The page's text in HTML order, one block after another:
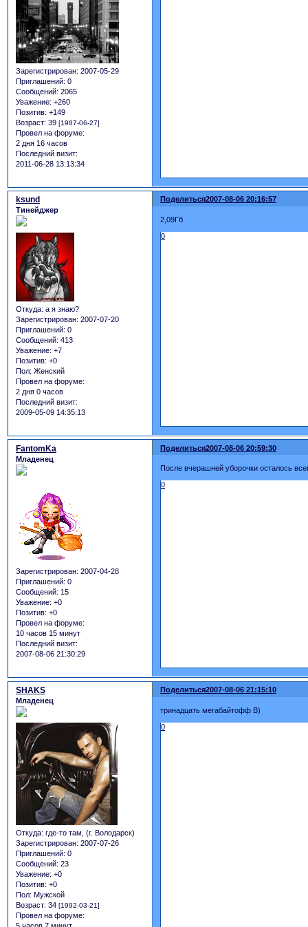
Зарегистрирован: 2007-05-29
Приглашений: 0
Сообщений: 2065
Уважение: +260
Позитив: +149
Возраст: 39 [1987-06-27]
Провел на форуме:
2 дня 16 часов
Последний визит:
2011-06-28 13:13:34
Поделиться2007-08-06 20:16:57
ksund
Тинейджер
Откуда: а я знаю?
Зарегистрирован: 2007-07-20
Приглашений: 0
Сообщений: 413
Уважение: +7
Позитив: +0
Пол: Женский
Провел на форуме:
2 дня 0 часов
Последний визит:
2009-05-09 14:35:13
2,09Гб
0
Поделиться2007-08-06 20:59:30
FantomKa
Младенец
Зарегистрирован: 2007-04-28
Приглашений: 0
Сообщений: 15
Уважение: +0
Позитив: +0
Провел на форуме:
10 часов 15 минут
Последний визит:
2007-08-06 21:30:29
После вчерашней уборочки осталось
0
Поделиться2007-08-06 21:15:10
SHAKS
Младенец
Откуда: где-то там, (г. Володарск)
Зарегистрирован: 2007-07-26
Приглашений: 0
Сообщений: 23
Уважение: +0
Позитив: +0
Пол: Мужской
Возраст: 34 [1992-03-21]
Провел на форуме:
тринадцать мегабайтофф B)
0